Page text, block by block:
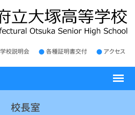
学校説明会 各種証明書交付 アクセス
校長室